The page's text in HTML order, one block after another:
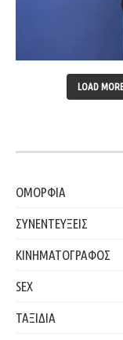
LOAD
ΟΜΟΡΦΙΑ
ΣΥΝΕΝΤΕΥΞΕΙΣ
ΚΙΝΗΜΑΤΟΓΡΑΦΟΣ
SEX
ΤΑΞΙΔΙΑ